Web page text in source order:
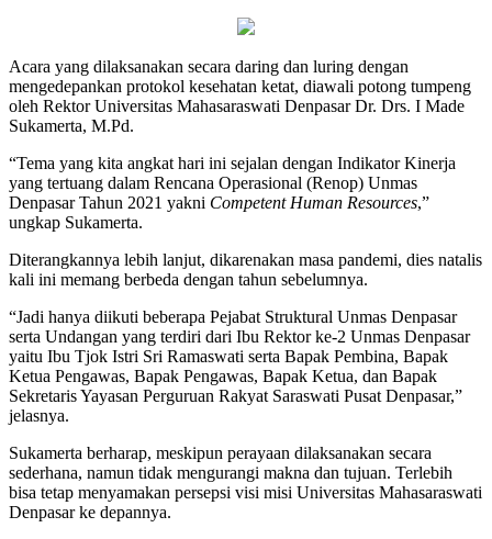
Acara yang dilaksanakan secara daring dan luring dengan
mengedepankan protokol kesehatan ketat, diawali potong tumpeng
oleh Rektor Universitas Mahasaraswati Denpasar Dr. Drs. I Made
Sukamerta, M.Pd.
“Tema yang kita angkat hari ini sejalan dengan Indikator Kinerja
yang tertuang dalam Rencana Operasional (Renop) Unmas
Denpasar Tahun 2021 yakni Competent Human Resources,”
ungkap Sukamerta.
Diterangkannya lebih lanjut, dikarenakan masa pandemi, dies natalis
kali ini memang berbeda dengan tahun sebelumnya.
“Jadi hanya diikuti beberapa Pejabat Struktural Unmas Denpasar
serta Undangan yang terdiri dari Ibu Rektor ke-2 Unmas Denpasar
yaitu Ibu Tjok Istri Sri Ramaswati serta Bapak Pembina, Bapak
Ketua Pengawas, Bapak Pengawas, Bapak Ketua, dan Bapak
Sekretaris Yayasan Perguruan Rakyat Saraswati Pusat Denpasar,”
jelasnya.
Sukamerta berharap, meskipun perayaan dilaksanakan secara
sederhana, namun tidak mengurangi makna dan tujuan. Terlebih
bisa tetap menyamakan persepsi visi misi Universitas Mahasaraswati
Denpasar ke depannya.